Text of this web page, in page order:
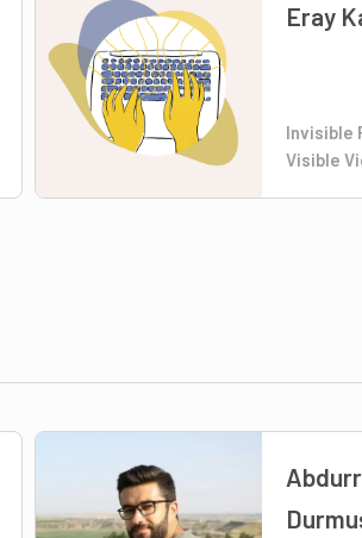
Eray
Invisible
Visible